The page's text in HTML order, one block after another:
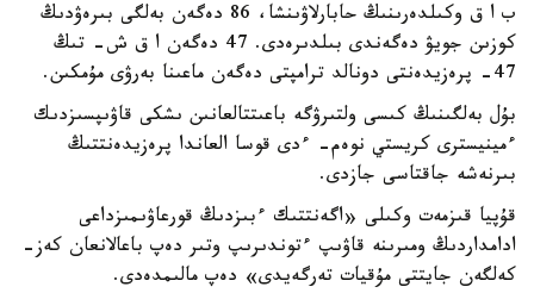
ب ا ق وكىلدەرىنىڭ حابارلاۋىنشا، 86 دەگەن بەلگى بىرەۋدىڭ
كوزىن جويۋ دەگەندى بىلدىرەدى. 47 دەگەن ا ق ش- تىڭ
47- پرەزيدەنتى دونالد ترامپتى دەگەن ماعىنا بەرۋى مۇمكىن.
بۇل بەلگىنىڭ كىسى ولتىرۋگە باعىتتالعانىن ىشكى قاۋىپسىزدىك
ءمينيسترى كريستي نوەم- ءدى قوسا العاندا پرەزيدەنتتىڭ
بىرنەشە جاقتاسى جازدى.
قۇپيا قىزمەت وكىلى «اگەنتتىك ءبىزدىڭ قورعاۋىمىزداعى
ادامداردىڭ ومىرىنە قاۋىپ ءتوندىرىپ وتىر دەپ باعالانعان كەز-
كەلگەن جايتتى مۇقيات تەرگەيدى» دەپ مالىمدەدى.